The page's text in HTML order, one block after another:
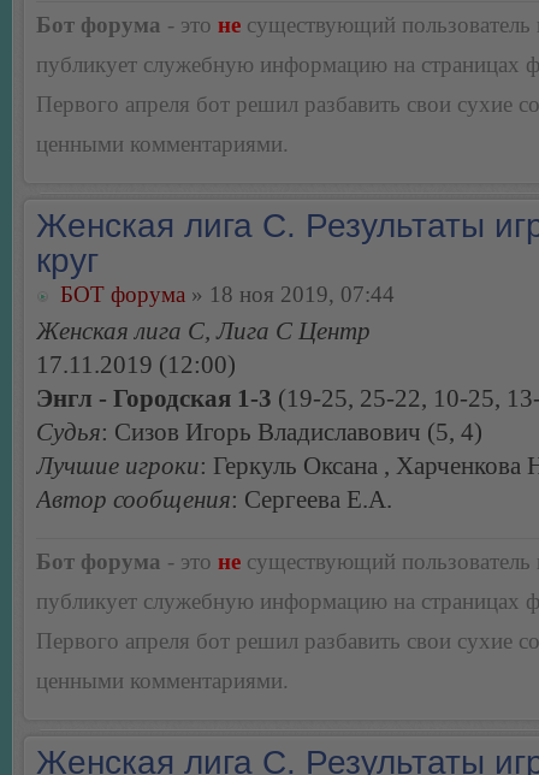
Бот форума - это не существующий пользователь
публикует служебную информацию на страницах
Первого апреля бот решил разбавить свои сухие
ценными комментариями.
Женская лига С. Результаты
круг
БОТ форума » 18 ноя 2019, 07:44
Женская лига С, Лига С Центр
17.11.2019 (12:00)
Энгл - Городская 1-3 (19-25, 25-22, 10-25,
Судья: Сизов Игорь Владиславович (5, 4)
Лучшие игроки: Геркуль Оксана , Харченкова
Автор сообщения: Сергеева Е.А.
Бот форума - это не существующий пользователь
публикует служебную информацию на страницах
Первого апреля бот решил разбавить свои сухие
ценными комментариями.
Женская лига С. Результаты